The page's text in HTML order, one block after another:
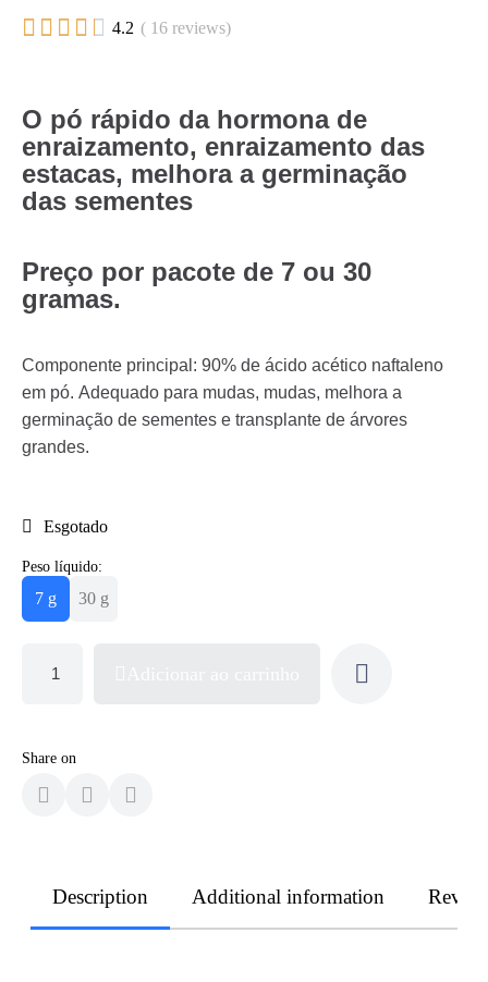
     4.2 ( 16 reviews)
O pó rápido da hormona de
enraizamento, enraizamento das
estacas, melhora a germinação
das sementes
Preço por pacote de 7 ou 30
gramas.
Componente principal: 90% de ácido acético naftaleno
em pó. Adequado para mudas, mudas, melhora a
germinação de sementes e transplante de árvores
grandes.
Esgotado
Peso líquido:
7 g 30 g
Share on
Description Additional information